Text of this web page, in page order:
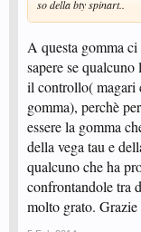
so della bty spinart..
A questa gomma
sapere se
il controllo( magari
gomma), perchè
essere la gomma
della vega tau e
qualcuno che ha
confrontandole tra
molto grato.